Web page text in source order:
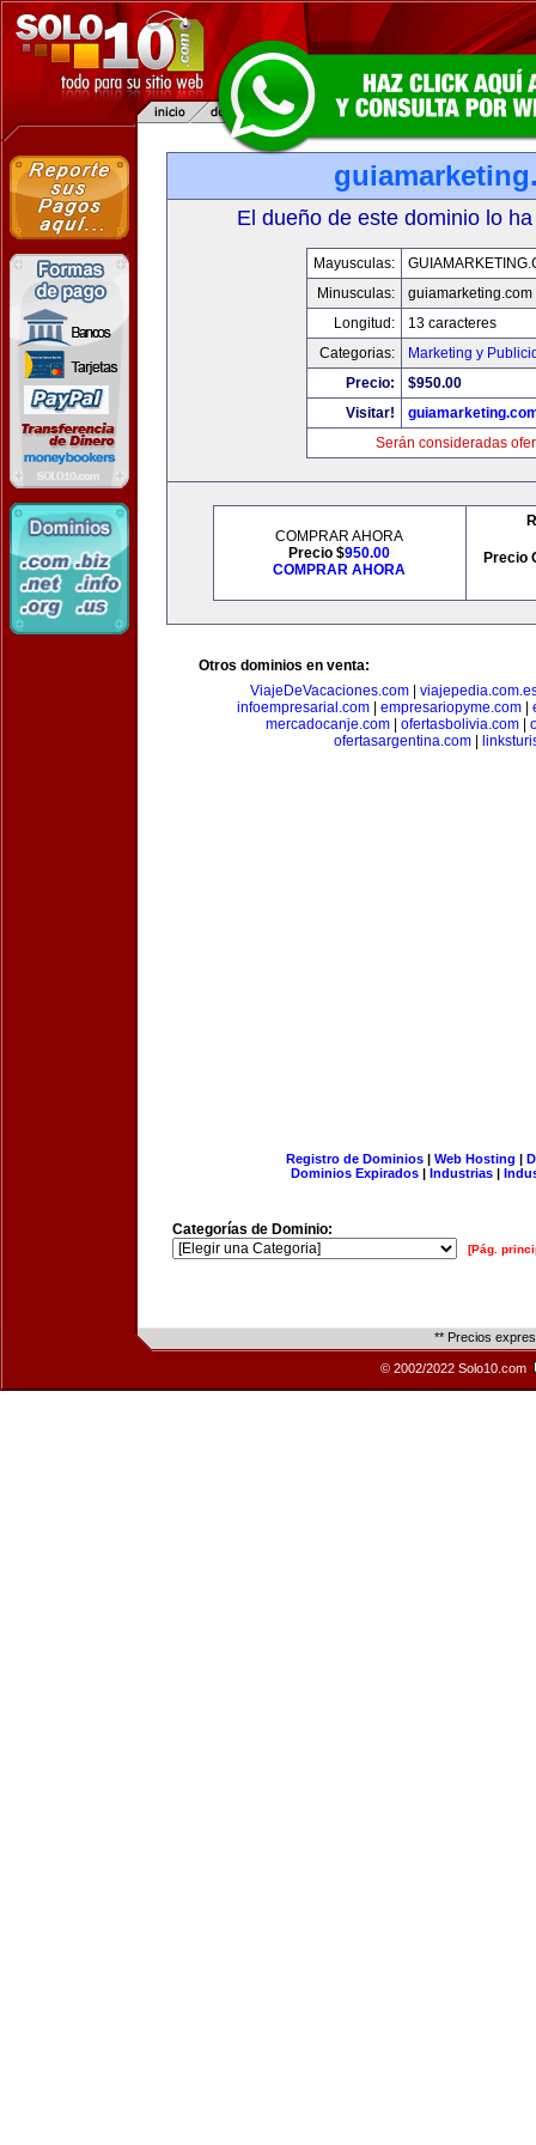
El dueño de este dominio lo
Mayusculas:
Minusculas:
guiamarketing.com
Longitud:
13 caracteres
Categorias:
Marketing y
Precio:
$950.00
Visitar!
Serán consideradas
COMPRAR AHORA
Precio $950.00
COMPRAR AHORA
Precio
Otros dominios en venta:
ViajeDeVacaciones.com
infoempresarial.com| empresariopyme.com|
mercadocanje.com
ofertasbolivia.com
ofertasargentina.com|
Registro de Dominios| Web Hosting |
Dominios Expirados | Industrias |
Categorías de Dominio:
[Pág.
** Precios
© 2002/2022 Solo10.com